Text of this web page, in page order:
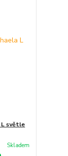
L světle
Skladem